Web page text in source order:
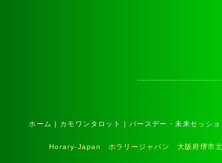
ホーム | カモワンタロット | バースデー・未来セッシ
Horary-Japan ホラリージャパン 大阪府堺市